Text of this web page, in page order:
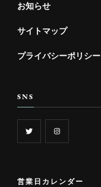
お知らせ
サイトマップ
プライバシーポリシー
SNS
営業日カレンダー